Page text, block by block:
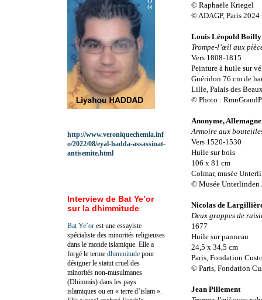
© Raphaële Kriegel
© ADAGP, Paris 2024
Louis Léopold Boilly
Trompe-l’œil aux
Vers 1808-1815
Peinture à huile sur
Guéridon 76 cm de
Lille, Palais des
© Photo :
Anonyme,
Armoire aux
Vers 1520-1530
Huile sur bois
106 x 81 cm
Colmar, musée
© Musée Unterlinden
Nicolas de
Deux grappes de
1677
Huile sur panneau
24,5 x 34,5 cm
Paris, Fondation
© Paris, Fondation
Jean Pillement
http://www.veroniquechemla.inf
o/2022/08/eyal-hadda-assassinat-
antisemite.html
Interview de Bat Ye’or
sur la dhimmitude
Bat Ye’or est une essayiste
spécialiste des minorités religieuses
dans le monde islamique. Elle a
forgé le terme dhimmitude pour
désigner le statut cruel des
minorités non-musulmanes
(Dhimmis) dans les pays
islamiques ou en « terre d’islam ».